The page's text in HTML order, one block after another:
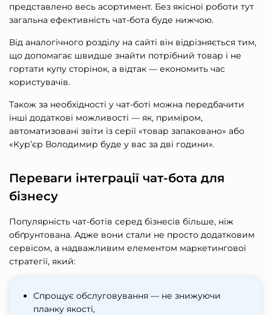
представлено весь асортимент. Без якісної роботи тут
загальна ефективність чат-бота буде нижчою.
Від аналогічного розділу на сайті він відрізняється тим,
що допомагає швидше знайти потрібний товар і не
гортати купу сторінок, а відтак — економить час
користувачів.
Також за необхідності у чат-боті можна передбачити
інші додаткові можливості — як, приміром,
автоматизовані звіти із серії «товар запаковано» або
«Кур’єр Володимир буде у вас за дві години».
Переваги інтеграції чат-бота для
бізнесу
Популярність чат-ботів серед бізнесів більше, ніж
обґрунтована. Адже вони стали не просто додатковим
сервісом, а надважливим елементом маркетингової
стратегії, який:
Спрощує обслуговування — не знижуючи
планку якості,